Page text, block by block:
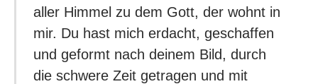
aller Himmel zu dem Gott, der wohnt in
mir. Du hast mich erdacht, geschaffen
und geformt nach deinem Bild, durch
die schwere Zeit getragen und mit